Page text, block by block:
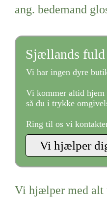
ang. bedemand
Sjællands fuld
Vi har ingen dyre
Vi kommer altid
så du i trykke
Ring til os vi
Vi hjælper med alt